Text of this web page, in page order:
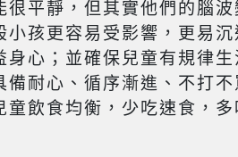
平靜，但其實他們的腦
孩更容易受影響，更易
心；並確保兒童有規律
耐心、循序漸進、不打
飲食均衡，少吃速食，